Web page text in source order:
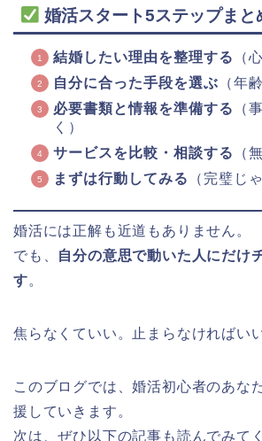
婚活スタート5ステップまと
結婚したい理由を整理する
（
自分に合った手段を選ぶ （年
必要書類と情報を準備する
（
く）
サービスを比較・相談する
（
まずは行動してみる
（完璧じ
婚活には正解も近道もありません。
でも、 自分の意思で動いた人にだけ
す。
焦らなくていい。止まらなければいい
このブログでは、婚活初心者のあな
援していきます。
次は、ぜひ以下の記事も読んでみて